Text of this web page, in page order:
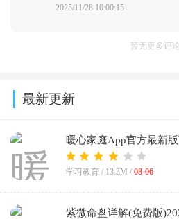
2025/11/28 10:00:15
暂无更多评论
最新更新
暖心家庭App官方最新
学习教育 / 13.3M / 08-06
紫微命盘详解(免费版